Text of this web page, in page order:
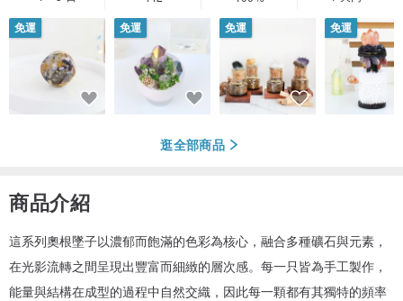
免運 免運 免運 免運
逛全部商品
商品介紹
這系列奧根墜子以濃郁而飽滿的色彩為核心，融合多種礦石與元素，
在光影流轉之間呈現出豐富而細緻的層次感。每一只皆為手工製作，
能量與結構在成型的過程中自然交織，因此每一顆都有其獨特的頻率